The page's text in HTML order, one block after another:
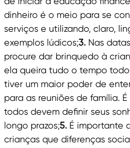
dinheiro é o meio para se
serviços e utilizando, claro,
exemplos lúdicos;3. Nas
procure dar brinquedo à
ela queira tudo o tempo
tiver um maior poder de
para as reuniões de família.
todos devem definir seus
longo prazos;5. É importante
crianças que diferenças